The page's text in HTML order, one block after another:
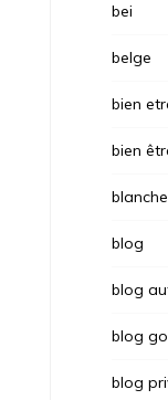
bei
belge
bien
bien
blanche
blog
blog
blog
blog